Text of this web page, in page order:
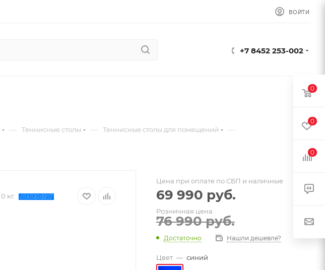
ВОЙТИ
+7 8452 253-002
— Теннисные столы — Теннисные столы для помещений —
0 кг.
Цена при оплате по СБП и наличные
69 990 руб.
Розничная цена
76 990руб.
Достаточно Нашли дешевле?
Цвет — синий
0
0
0